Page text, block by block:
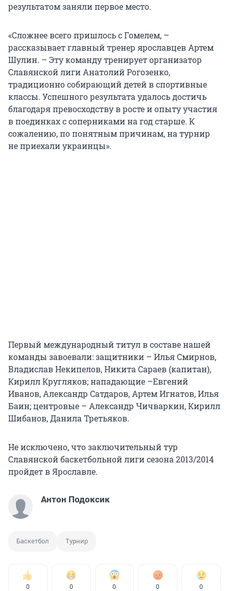
результатом заняли первое место.
«Сложнее всего пришлось с Гомелем, –
рассказывает главный тренер ярославцев Артем
Шулин. – Эту команду тренирует организатор
Славянской лиги Анатолий Рогозенко,
традиционно собирающий детей в спортивные
классы. Успешного результата удалось достичь
благодаря превосходству в росте и опыту участия
в поединках с соперниками на год старше. К
сожалению, по понятным причинам, на турнир
не приехали украинцы».
Первый международный титул в составе нашей
команды завоевали: защитники – Илья Смирнов,
Владислав Некипелов, Никита Сараев (капитан),
Кирилл Кругляков; нападающие –Евгений
Иванов, Александр Сатдаров, Артем Игнатов, Илья
Баин; центровые – Александр Чичваркин, Кирилл
Шибанов, Данила Третьяков.
Не исключено, что заключительный тур
Славянской баскетбольной лиги сезона 2013/2014
пройдет в Ярославле.
Антон Подоксик
Баскетбол Турнир
0 0 0 0 0